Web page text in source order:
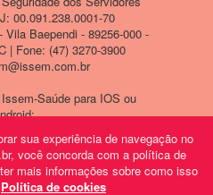
sua experiência de navegação no
você concorda com a política de
mais informações sobre como isso
Política de cookies
00.091.238.0001-70
Baependi - 89256-000 -
| Fone: (47) 3270-3900
Saúde para IOS ou